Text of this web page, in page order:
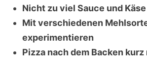
Nicht zu viel Sauce und
Mit verschiedenen
experimentieren
Pizza nach dem Backen